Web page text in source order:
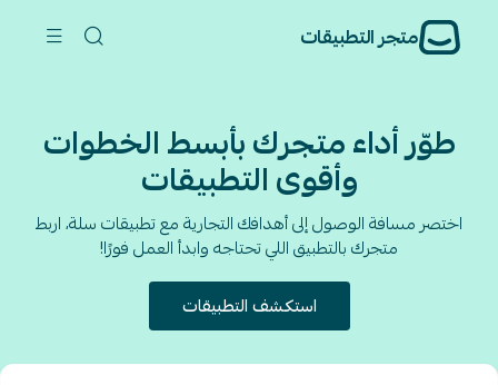
متجر التطبيقات
طوّر أداء متجرك بأبسط الخطوات
وأقوى التطبيقات
اختصر مسافة الوصول إلى أهدافك التجارية مع تطبيقات سلة، اربط
متجرك بالتطبيق اللي تحتاجه وابدأ العمل فورًا!
استكشف التطبيقات